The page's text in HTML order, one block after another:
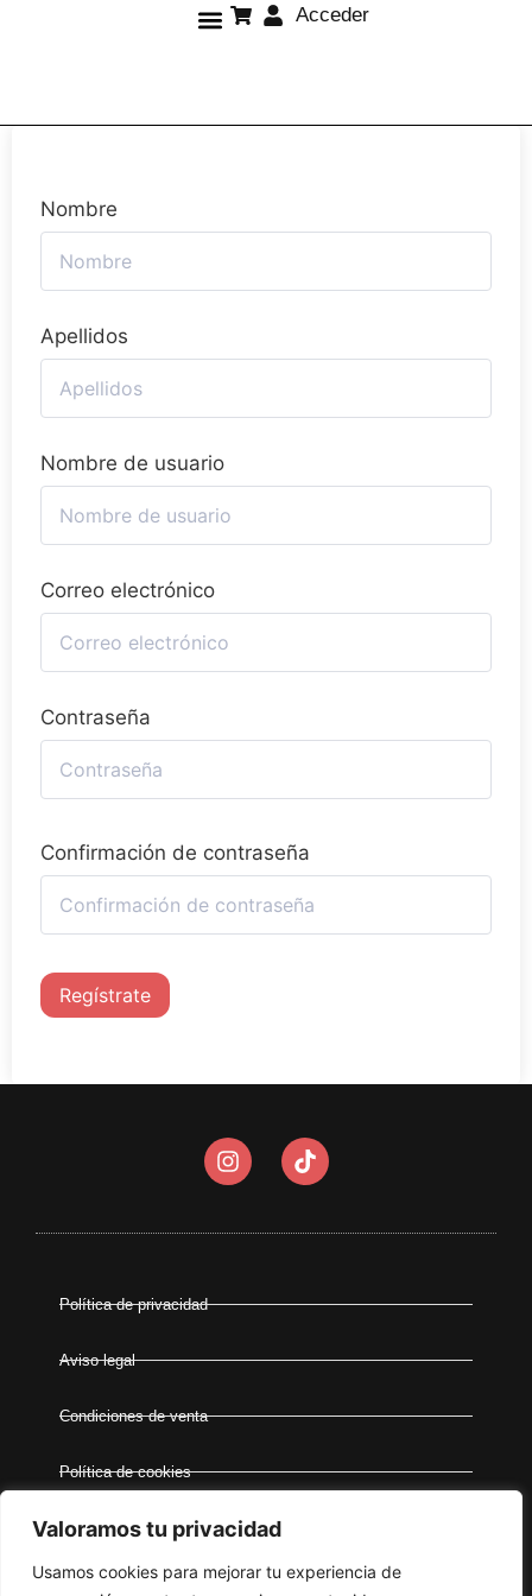
Valoramos tu privacidad
Usamos cookies para mejorar tu experiencia de
Acceder
Nombre
Apellidos
Nombre de usuario
Correo electrónico
Contraseña
Confirmación de contraseña
Regístrate
Política de privacidad
Aviso legal
Condiciones de venta
Política de cookies
Accesibilidad